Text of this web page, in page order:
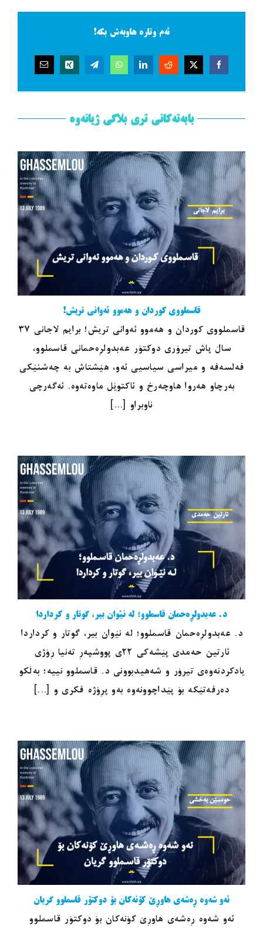
ئەم وتارە هاوبەش بکە!
بابەتەکانی تری بلاگی ژیانەوە
قاسملووی کوردان و هەموو ئەوانی تریش!
قاسملووی کوردان و هەموو ئەوانی تریش! برایم لاجانی ٣٧
ساڵ پاش تیرۆری دوکتۆر عەبدولڕەحمانی قاسملوو،
فەلسەفە و میراسی سیاسیی ئەو، هێشتاش بە چەشنێکی
بەرچاو هەروا هاوچەرخ و ئاکتوێل ماوەتەوە. ئەگەرچی
ناوبراو [...]
د. عەبدولڕەحمان قاسملوو؛ لە نێوان بیر، گوتار و کرداردا
د. عەبدولڕەحمان قاسملوو؛ لە نێوان بیر، گوتار و کرداردا
ئارتین حەمدی پێشەکی ٢٢ی پووشپەڕ تەنیا ڕۆژی
یادکردنەوەی تیرۆر و شەهیدبوونی د. قاسملوو نییە؛ بەڵکو
دەرفەتێکە بۆ پێداچوونەوە بەو پڕۆژە فکری و [...]
ئەو شەوە ڕەشەی هاوڕێ کۆنەکان بۆ دوکتۆر قاسملوو گریان
ئەو شەوە ڕەشەی هاوڕێ کۆنەکان بۆ دوکتۆر قاسملوو